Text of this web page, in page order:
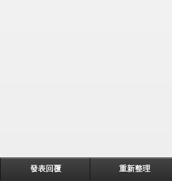
發表回覆 重新整理